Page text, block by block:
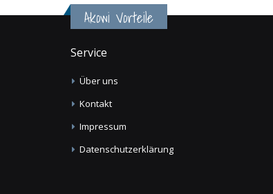
Akowi Vorteile
Service
Über uns
Kontakt
Impressum
Datenschutzerklärung